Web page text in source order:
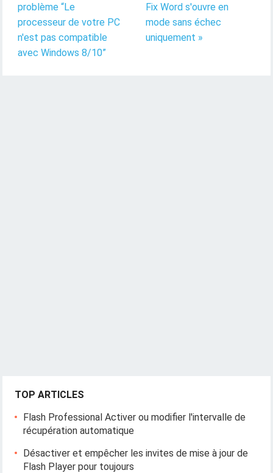
problème “Le
processeur de votre PC
n'est pas compatible
avec Windows 8/10”
Fix Word s'ouvre en
mode sans échec
uniquement »
TOP ARTICLES
Flash Professional Activer ou modifier l'intervalle de
récupération automatique
Désactiver et empêcher les invites de mise à jour de
Flash Player pour toujours